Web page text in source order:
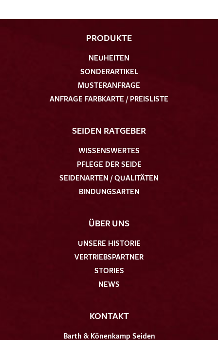
PRODUKTE
NEUHEITEN
SONDERARTIKEL
MUSTERANFRAGE
ANFRAGE FARBKARTE / PREISLISTE
SEIDEN RATGEBER
WISSENSWERTES
PFLEGE DER SEIDE
SEIDENARTEN / QUALITÄTEN
BINDUNGSARTEN
ÜBER UNS
UNSERE HISTORIE
VERTRIEBSPARTNER
STORIES
NEWS
KONTAKT
Barth & Könenkamp Seiden